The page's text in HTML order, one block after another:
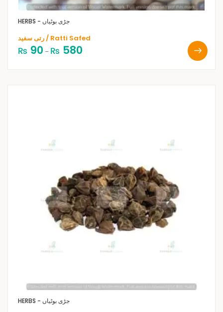
HERBS - جڑی بوٹیاں
رتی سفید / Ratti Safed
₨ 90 – ₨ 580
HERBS - جڑی بوٹیاں